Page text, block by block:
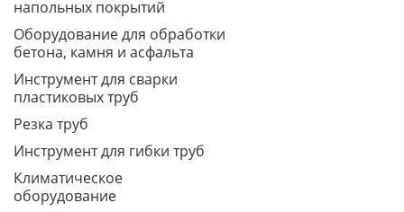
напольных покрытий
Оборудование для обработки
бетона, камня и асфальта
Инструмент для сварки
пластиковых труб
Резка труб
Инструмент для гибки труб
Климатическое
оборудование